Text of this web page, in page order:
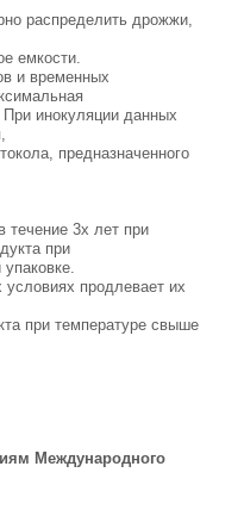
распределить дрожжи,
емкости.
и временных
инокуляции данных
предназначенного
течение 3х лет при
при
продлевает их
при температуре свыше
Международного